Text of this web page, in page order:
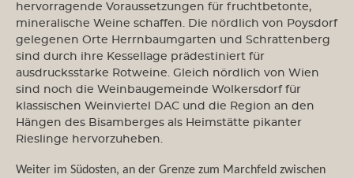
hervorragende Voraussetzungen für fruchtbetonte,
mineralische Weine schaffen. Die nördlich von Poysdorf
gelegenen Orte Herrnbaumgarten und Schrattenberg
sind durch ihre Kessellage prädestiniert für
ausdrucksstarke Rotweine. Gleich nördlich von Wien
sind noch die Weinbaugemeinde Wolkersdorf für
klassischen Weinviertel DAC und die Region an den
Hängen des Bisamberges als Heimstätte pikanter
Rieslinge hervorzuheben.
Weiter im Südosten, an der Grenze zum Marchfeld zwischen